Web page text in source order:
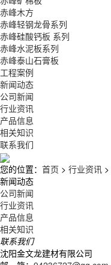
赤峰木方
赤峰轻钢龙骨系列
赤峰硅酸钙板 系列
赤峰水泥板系列
赤峰泰山石膏板
工程案例
新闻动态
公司新闻
行业资讯
产品信息
相关知识
联系我们
您的位置： 首页 > 行业资讯 >
新闻动态
公司新闻
行业资讯
产品信息
相关知识
联系我们
沈阳金文龙建材有限公司